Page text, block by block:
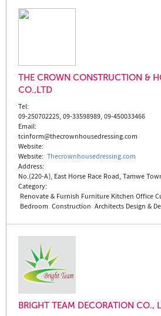
THE CROWN CONSTRUCTION &
CO.,LTD
Tel:
09-250702225, 09-33598989, 09-450033466
Email:
tcinform@thecrownhousedressing.com
Website:
Website: Thecrownhousedressing.com
Address:
No.(220-A), East Horse Race Road, Tamwe
Category:
Renovate & Furnish FurnitureKitchenOffice
Bedroom Construction ArchitectsDesign &
BRIGHT TEAM DECORATION CO.,